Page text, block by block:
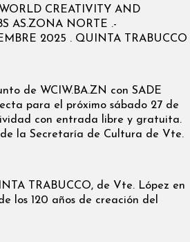
CREATIVITY AND
AS.ZONA NORTE .-
2025 . QUINTA TRABUCCO
de WCIW.BA.ZN con SADE
para el próximo sábado 27 de
con entrada libre y gratuita.
la Secretaría de Cultura de Vte.
TRABUCCO, de Vte. López en
los 120 años de creación del